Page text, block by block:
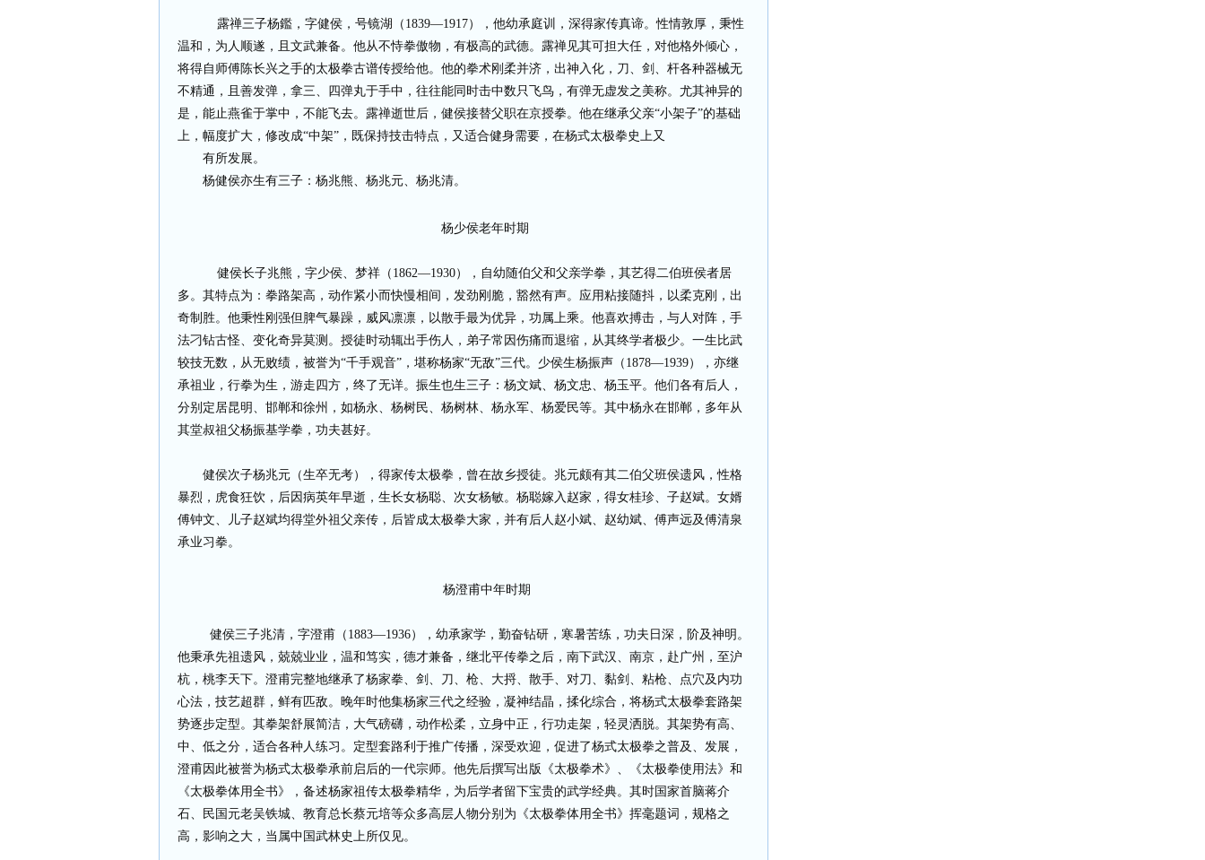
露禅三子杨鑑，字健侯，号镜湖（1839—1917），他幼承庭训，深得家传真谛。性情敦厚，秉性
温和，为人顺遂，且文武兼备。他从不恃拳傲物，有极高的武德。露禅见其可担大任，对他格外倾心，
将得自师傅陈长兴之手的太极拳古谱传授给他。他的拳术刚柔并济，出神入化，刀、剑、杆各种器械无
不精通，且善发弹，拿三、四弹丸于手中，往往能同时击中数只飞鸟，有弹无虚发之美称。尤其神异的
是，能止燕雀于掌中，不能飞去。露禅逝世后，健侯接替父职在京授拳。他在继承父亲“小架子”的基础
上，幅度扩大，修改成“中架”，既保持技击特点，又适合健身需要，在杨式太极拳史上又
有所发展。
杨健侯亦生有三子：杨兆熊、杨兆元、杨兆清。
杨少侯老年时期
健侯长子兆熊，字少侯、梦祥（1862—1930），自幼随伯父和父亲学拳，其艺得二伯班侯者居
多。其特点为：拳路架高，动作紧小而快慢相间，发劲刚脆，豁然有声。应用粘接随抖，以柔克刚，出
奇制胜。他秉性刚强但脾气暴躁，威风凛凛，以散手最为优异，功属上乘。他喜欢搏击，与人对阵，手
法刁钻古怪、变化奇异莫测。授徒时动辄出手伤人，弟子常因伤痛而退缩，从其终学者极少。一生比武
较技无数，从无败绩，被誉为“千手观音”，堪称杨家“无敌”三代。少侯生杨振声（1878—1939），亦继
承祖业，行拳为生，游走四方，终了无详。振生也生三子：杨文斌、杨文忠、杨玉平。他们各有后人，
分别定居昆明、邯郸和徐州，如杨永、杨树民、杨树林、杨永军、杨爱民等。其中杨永在邯郸，多年从
其堂叔祖父杨振基学拳，功夫甚好。
健侯次子杨兆元（生卒无考），得家传太极拳，曾在故乡授徒。兆元颇有其二伯父班侯遗风，性格
暴烈，虎食狂饮，后因病英年早逝，生长女杨聪、次女杨敏。杨聪嫁入赵家，得女桂珍、子赵斌。女婿
傅钟文、儿子赵斌均得堂外祖父亲传，后皆成太极拳大家，并有后人赵小斌、赵幼斌、傅声远及傅清泉
承业习拳。
杨澄甫中年时期
健侯三子兆清，字澄甫（1883—1936），幼承家学，勤奋钻研，寒暑苦练，功夫日深，阶及神明。
他秉承先祖遗风，兢兢业业，温和笃实，德才兼备，继北平传拳之后，南下武汉、南京，赴广州，至沪
杭，桃李天下。澄甫完整地继承了杨家拳、剑、刀、枪、大捋、散手、对刀、黏剑、粘枪、点穴及内功
心法，技艺超群，鲜有匹敌。晚年时他集杨家三代之经验，凝神结晶，揉化综合，将杨式太极拳套路架
势逐步定型。其拳架舒展简洁，大气磅礴，动作松柔，立身中正，行功走架，轻灵洒脱。其架势有高、
中、低之分，适合各种人练习。定型套路利于推广传播，深受欢迎，促进了杨式太极拳之普及、发展，
澄甫因此被誉为杨式太极拳承前启后的一代宗师。他先后撰写出版《太极拳术》、《太极拳使用法》和
《太极拳体用全书》，备述杨家祖传太极拳精华，为后学者留下宝贵的武学经典。其时国家首脑蒋介
石、民国元老吴铁城、教育总长蔡元培等众多高层人物分别为《太极拳体用全书》挥毫题词，规格之
高，影响之大，当属中国武林史上所仅见。